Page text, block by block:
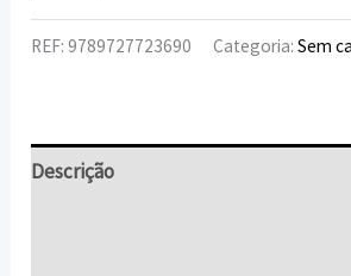
REF:9789727723690 Categoria:Sem
Descrição